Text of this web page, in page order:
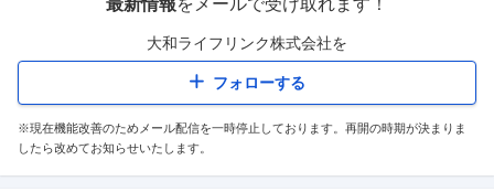
最新情報をメールで受け取れます！
大和ライフリンク株式会社を
フォローする
※現在機能改善のためメール配信を一時停止しております。再開の時期が決まりま
したら改めてお知らせいたします。